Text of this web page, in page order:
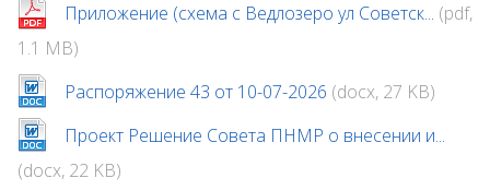
Приложение (схема с Ведлозеро ул Советск... (pdf,
1.1 MB)
Распоряжение 43 от 10-07-2026 (docx, 27 KB)
Проект Решение Совета ПНМР о внесении и...
(docx, 22 KB)